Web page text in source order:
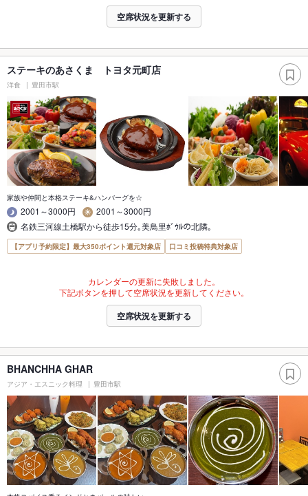
空席状況を更新する
ステーキのあさくま トヨタ元町店
洋食 豊田市駅
家族や仲間と本格ステーキ&ハンバーグを☆
2001～3000円
2001～3000円
名鉄三河線土橋駅から徒歩15分｡美鳥里ﾎﾞｳﾙの北隣｡
【アプリ予約限定】最大350ポイント還元対象店 口コミ投稿特典対象店
カレンダーの更新に失敗しました。
下記ボタンを押して空席状況を更新してください。
空席状況を更新する
BHANCHHA GHAR
アジア・エスニック料理 豊田市駅